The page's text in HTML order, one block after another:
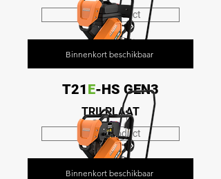
Bekijk product
T21E-HS GEN3
TRILPLAAT
Bekijk product
Binnenkort beschikbaar
Binnenkort beschikbaar